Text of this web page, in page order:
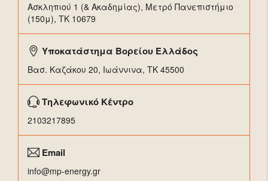
Ασκληπιού 1 (& Ακαδημίας), Μετρό Πανεπιστήμιο
(150μ), TK 10679
Υποκατάστημα Βορείου Ελλάδος
Βασ. Καζάκου 20, Ιωάννινα, ΤΚ 45500
Τηλεφωνικό Κέντρο
2103217895
Email
info@mp-energy.gr